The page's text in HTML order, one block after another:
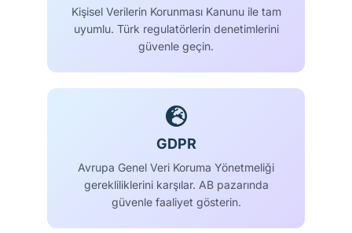
Kişisel Verilerin Korunması Kanunu ile tam
uyumlu. Türk regulatörlerin denetimlerini
güvenle geçin.
GDPR
Avrupa Genel Veri Koruma Yönetmeliği
gerekliliklerini karşılar. AB pazarında
güvenle faaliyet gösterin.